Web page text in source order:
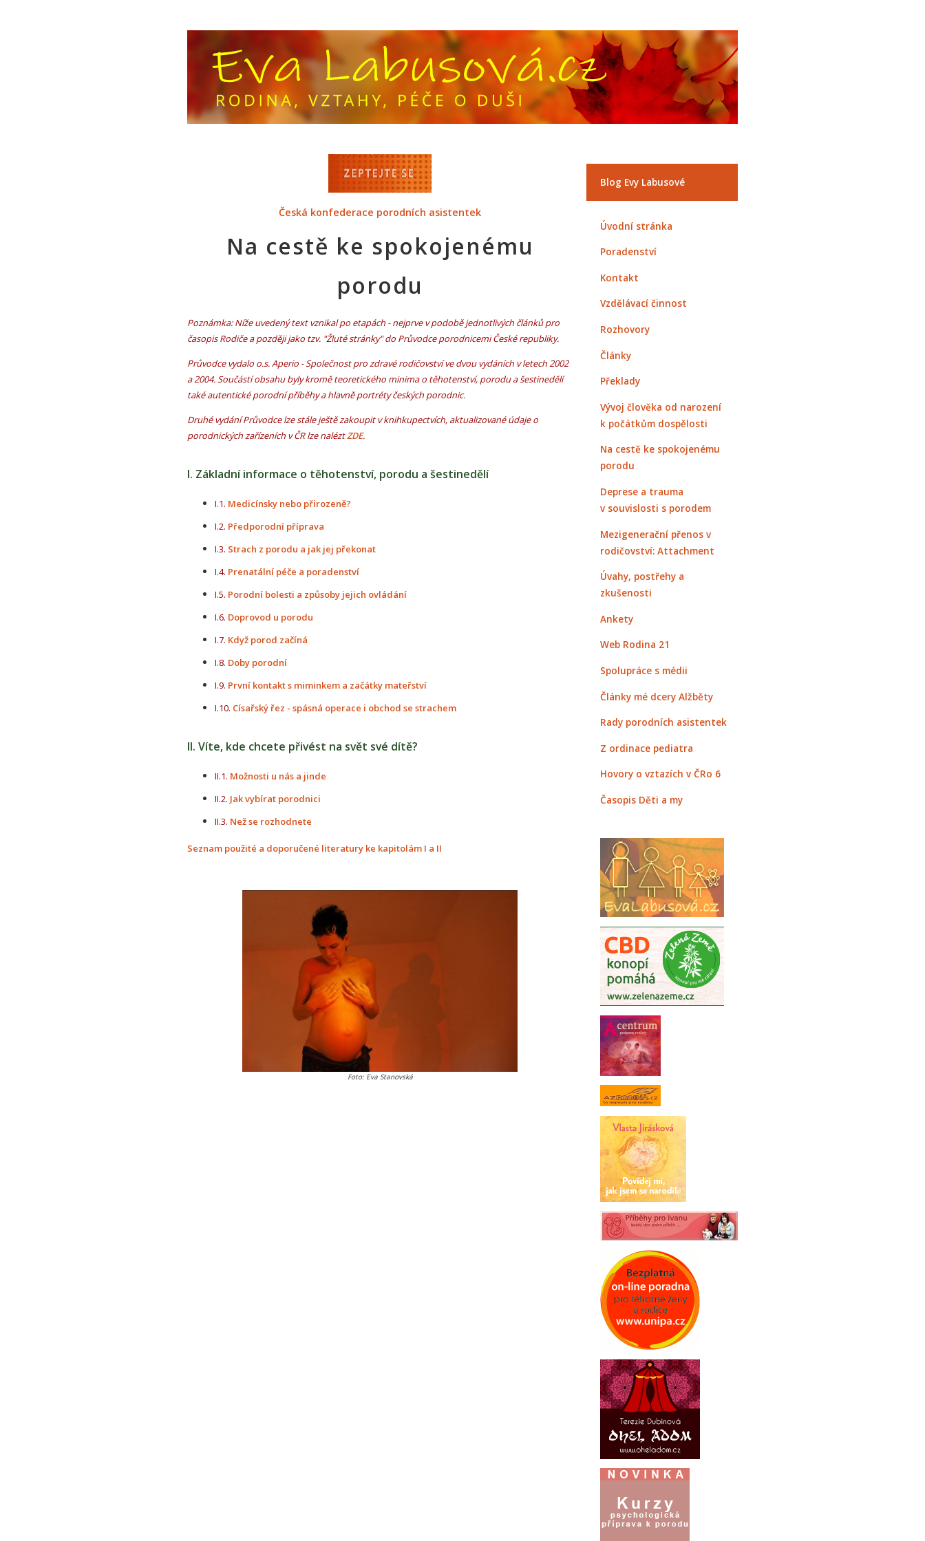
Česká konfederace porodních asistentek
Na cestě ke spokojenému
porodu
Poznámka: Níže uvedený text vznikal po etapách - nejprve v podobě jednotlivých článků pro
časopis Rodiče a později jako tzv. "Žluté stránky" do Průvodce porodnicemi České republiky.
Průvodce vydalo o.s. Aperio - Společnost pro zdravé rodičovství ve dvou vydáních v letech 2002
a 2004. Součástí obsahu byly kromě teoretického minima o těhotenství, porodu a šestinedělí
také autentické porodní příběhy a hlavně portréty českých porodnic.
Druhé vydání Průvodce lze stále ještě zakoupit v knihkupectvích, aktualizované údaje o
porodnických zařízeních v ČR lze naléztZDE.
I. Základní informace o těhotenství, porodu a šestinedělí
I.1. Medicínsky nebo přirozeně?
I.2. Předporodní příprava
I.3. Strach z porodu a jak jej překonat
I.4. Prenatální péče a poradenství
I.5. Porodní bolesti a způsoby jejich ovládání
I.6. Doprovod u porodu
I.7. Když porod začíná
I.8. Doby porodní
I.9. První kontakt s miminkem a začátky mateřství
I.10. Císařský řez - spásná operace i obchod se strachem
II. Víte, kde chcete přivést na svět své dítě?
II.1. Možnosti u nás a jinde
II.2. Jak vybírat porodnici
II.3. Než se rozhodnete
Seznam použité a doporučené literatury ke kapitolám I a II
Foto: Eva Stanovská
Blog Evy Labusové
Úvodní stránka
Poradenství
Kontakt
Vzdělávací činnost
Rozhovory
Články
Překlady
Vývoj člověka od narození
k počátkům dospělosti
Na cestě ke spokojenému
porodu
Deprese a trauma
v souvislosti s porodem
Mezigenerační přenos v
rodičovství: Attachment
Úvahy, postřehy a
zkušenosti
Ankety
Web Rodina 21
Spolupráce s médii
Články mé dcery Alžběty
Rady porodních asistentek
Z ordinace pediatra
Hovory o vztazích v ČRo 6
Časopis Děti a my